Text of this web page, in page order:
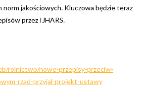
norm jakościowych. Kluczowa będzie teraz
przez IJHARS.
rolnictwo/nowe-przepisy-przeciw-
rzad-przyjal-projekt-ustawy